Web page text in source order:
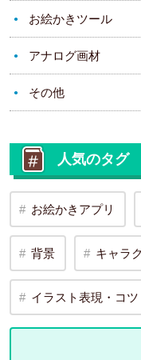
お絵かきツール
アナログ画材
その他
人気のタグ
お絵かきアプリ
背景 キャラ
イラスト表現・コツ